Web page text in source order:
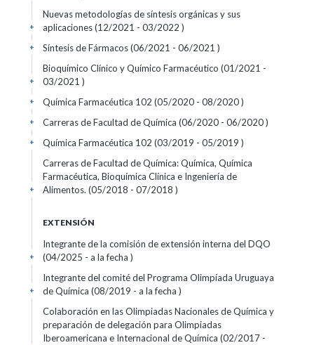
Nuevas metodologías de síntesis orgánicas y sus
aplicaciones (12/2021 - 03/2022 )
+
Síntesis de Fármacos (06/2021 - 06/2021 )
+
Bioquímico Clínico y Químico Farmacéutico (01/2021 -
03/2021 )
+
Química Farmacéutica 102 (05/2020 - 08/2020 )
+
Carreras de Facultad de Química (06/2020 - 06/2020 )
+
Química Farmacéutica 102 (03/2019 - 05/2019 )
+
Carreras de Facultad de Química: Química, Química
Farmacéutica, Bioquímica Clínica e Ingeniería de
Alimentos. (05/2018 - 07/2018 )
+
EXTENSIÓN
Integrante de la comisión de extensión interna del DQO
(04/2025 - a la fecha )
+
Integrante del comité del Programa Olimpíada Uruguaya
de Química (08/2019 - a la fecha )
+
Colaboración en las Olimpiadas Nacionales de Química y
preparación de delegación para Olimpiadas
Iberoamericana e Internacional de Química (02/2017 -